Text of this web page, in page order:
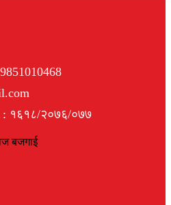
: १६१८/२०७६/०७७
बजगाई